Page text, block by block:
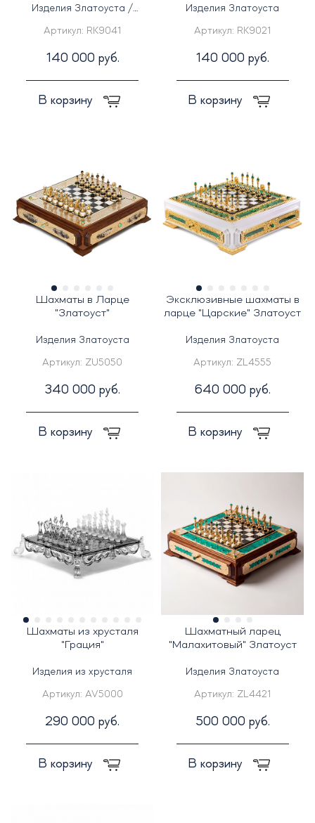
Изделия Златоуста /
Артикул: RK9041
140 000 руб.
В корзину
Изделия Златоуста
Артикул: RK9021
140 000 руб.
В корзину
Шахматы в Ларце
"Златоуст"
Изделия Златоуста
Артикул: ZU5050
340 000 руб.
В корзину
Эксклюзивные шахматы в
ларце "Царские" Златоуст
Изделия Златоуста
Артикул: ZL4555
640 000 руб.
В корзину
Шахматы из хрусталя
"Грация"
Изделия из хрусталя
Артикул: AV5000
290 000 руб.
В корзину
Шахматный ларец
"Малахитовый" Златоуст
Изделия Златоуста
Артикул: ZL4421
500 000 руб.
В корзину